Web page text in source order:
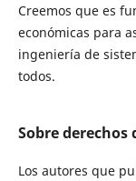
Creemos que es
económicas para
ingeniería de
todos.
Sobre derechos
Los autores que